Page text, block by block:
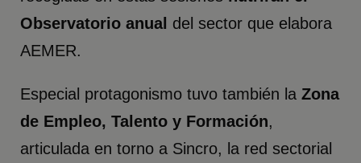
Observatorio anual del sector que elabora
AEMER.
Especial protagonismo tuvo también laZona
de Empleo, Talento y Formación,
articulada en torno a Sincro, la red sectorial